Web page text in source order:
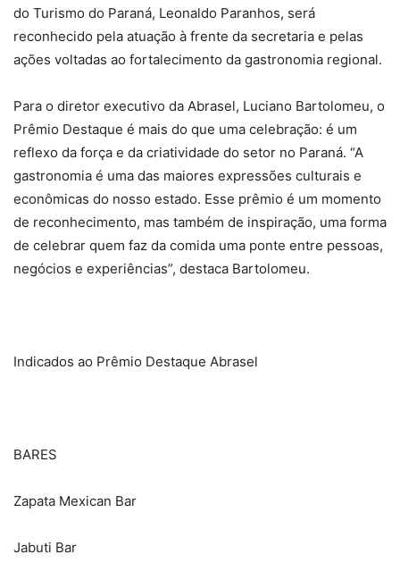
do Turismo do Paraná, Leonaldo Paranhos, será
reconhecido pela atuação à frente da secretaria e pelas
ações voltadas ao fortalecimento da gastronomia regional.
Para o diretor executivo da Abrasel, Luciano Bartolomeu, o
Prêmio Destaque é mais do que uma celebração: é um
reflexo da força e da criatividade do setor no Paraná. “A
gastronomia é uma das maiores expressões culturais e
econômicas do nosso estado. Esse prêmio é um momento
de reconhecimento, mas também de inspiração, uma forma
de celebrar quem faz da comida uma ponte entre pessoas,
negócios e experiências”, destaca Bartolomeu.
Indicados ao Prêmio Destaque Abrasel
BARES
Zapata Mexican Bar
Jabuti Bar